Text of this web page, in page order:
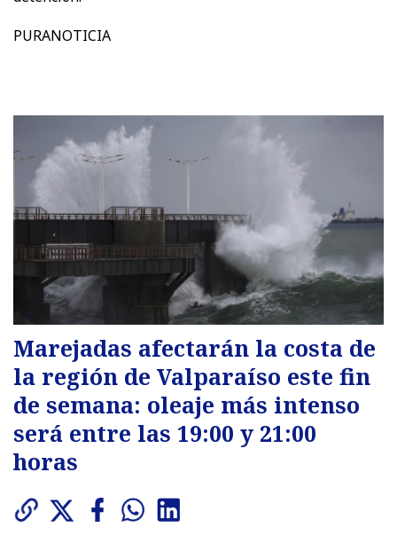
PURANOTICIA
Marejadas afectarán la costa de
la región de Valparaíso este fin
de semana: oleaje más intenso
será entre las 19:00 y 21:00
horas